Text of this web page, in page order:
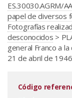
ES.30030.AGRM/
papel de diversos
Fotografías
desconocidos >
general Franco a
21 de abril de
Código